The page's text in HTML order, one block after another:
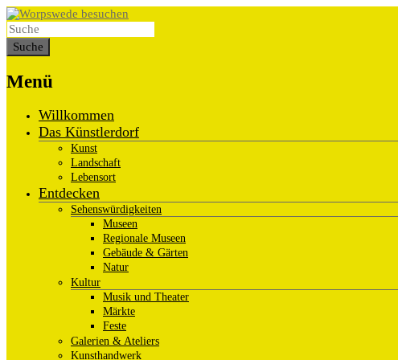
Menü
Willkommen
Das Künstlerdorf
Kunst
Landschaft
Lebensort
Entdecken
Sehenswürdigkeiten
Museen
Regionale Museen
Gebäude & Gärten
Natur
Kultur
Musik und Theater
Märkte
Feste
Galerien & Ateliers
Kunsthandwerk